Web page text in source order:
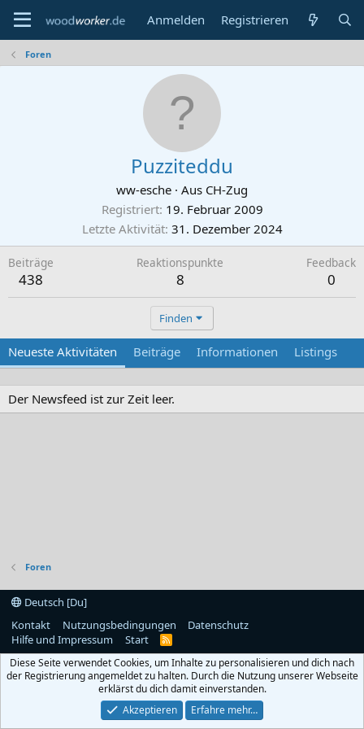
Anmelden Registrieren
Foren
Puzziteddu
ww-esche · Aus CH-Zug
Registriert 19. Februar 2009
Letzte Aktivität 31. Dezember 2024
Beiträge
438
Reaktionspunkte
8
Feedback
0
Finden
Neueste Aktivitäten Beiträge Informationen Listings
Der Newsfeed ist zur Zeit leer.
Foren
Deutsch [Du]
Kontakt
Nutzungsbedingungen
Datenschutz
Hilfe und Impressum
Start
R
S
Diese Seite verwendet Cookies, um Inhalte zu personalisieren und dich nach
der Registrierung angemeldet zu halten. Durch die Nutzung unserer Webseite
erklärst du dich damit einverstanden.
Akzeptieren
Erfahre mehr…